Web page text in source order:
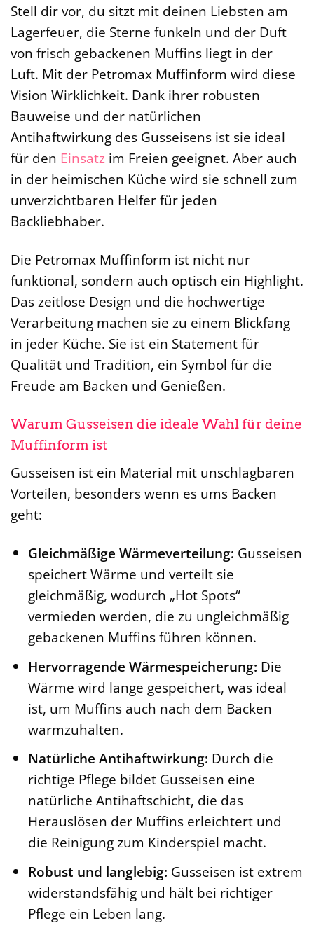
Stell dir vor, du sitzt mit deinen Liebsten am
Lagerfeuer, die Sterne funkeln und der Duft
von frisch gebackenen Muffins liegt in der
Luft. Mit der Petromax Muffinform wird diese
Vision Wirklichkeit. Dank ihrer robusten
Bauweise und der natürlichen
Antihaftwirkung des Gusseisens ist sie ideal
für den Einsatz im Freien geeignet. Aber auch
in der heimischen Küche wird sie schnell zum
unverzichtbaren Helfer für jeden
Backliebhaber.
Die Petromax Muffinform ist nicht nur
funktional, sondern auch optisch ein Highlight.
Das zeitlose Design und die hochwertige
Verarbeitung machen sie zu einem Blickfang
in jeder Küche. Sie ist ein Statement für
Qualität und Tradition, ein Symbol für die
Freude am Backen und Genießen.
Warum Gusseisen die ideale Wahl für deine
Muffinform ist
Gusseisen ist ein Material mit unschlagbaren
Vorteilen, besonders wenn es ums Backen
geht:
Gleichmäßige Wärmeverteilung: Gusseisen
speichert Wärme und verteilt sie
gleichmäßig, wodurch „Hot Spots“
vermieden werden, die zu ungleichmäßig
gebackenen Muffins führen können.
Hervorragende Wärmespeicherung: Die
Wärme wird lange gespeichert, was ideal
ist, um Muffins auch nach dem Backen
warmzuhalten.
Natürliche Antihaftwirkung: Durch die
richtige Pflege bildet Gusseisen eine
natürliche Antihaftschicht, die das
Herauslösen der Muffins erleichtert und
die Reinigung zum Kinderspiel macht.
Robust und langlebig: Gusseisen ist extrem
widerstandsfähig und hält bei richtiger
Pflege ein Leben lang.